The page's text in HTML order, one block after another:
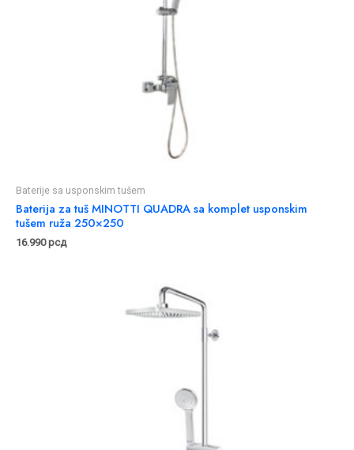
Baterije sa usponskim tušem
Baterija za tuš MINOTTI QUADRA sa komplet usponskim
tušem ruža 250×250
16.990рсд